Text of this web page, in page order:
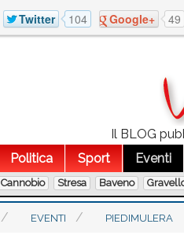
Twitter 104 Google+ 49
Il BLOG
Politica Sport Eventi
Cannobio Stresa Baveno
EVENTI PIEDIMULERA